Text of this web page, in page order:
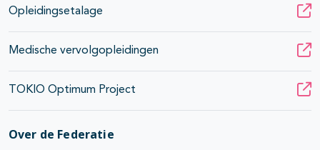
Opleidingsetalage
Medische vervolgopleidingen
TOKIO Optimum Project
Over de Federatie